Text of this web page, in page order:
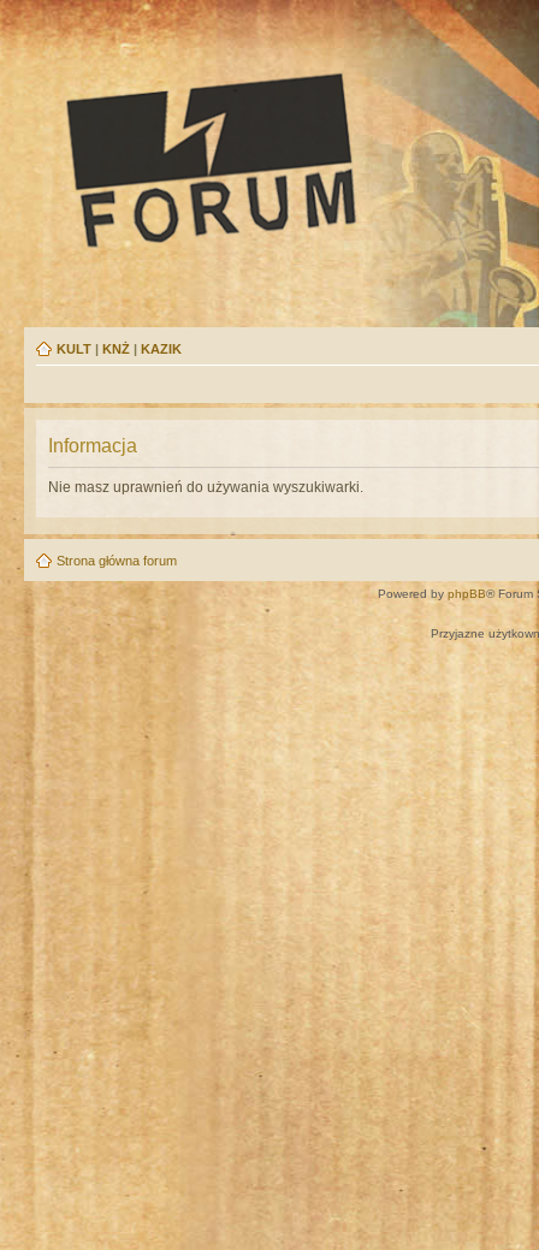
KULT | KNŻ | KAZIK
Informacja
Nie masz uprawnień do używania wyszukiwarki.
Strona główna forum
Powered by phpBB® Forum
Przyjazne